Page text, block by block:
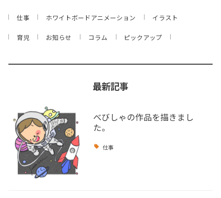
仕事 ホワイトボードアニメーション イラスト
育児 お知らせ コラム ピックアップ
最新記事
べびしゃの作品を描きまし
た。
仕事